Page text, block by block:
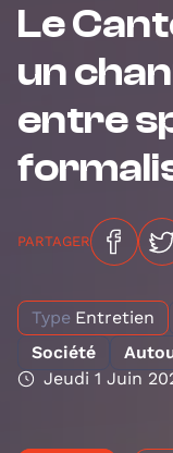
Le
un
entre
PARTAGER
Type Entretien
Société
Jeudi 1 Juin